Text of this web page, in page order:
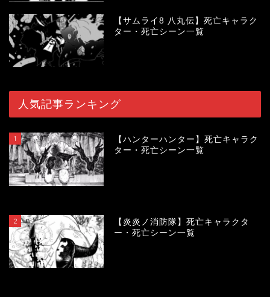
【サムライ8 八丸伝】死亡キャラク
ター・死亡シーン一覧
人気記事ランキング
1
【ハンターハンター】死亡キャラク
ター・死亡シーン一覧
2
【炎炎ノ消防隊】死亡キャラクタ
ー・死亡シーン一覧